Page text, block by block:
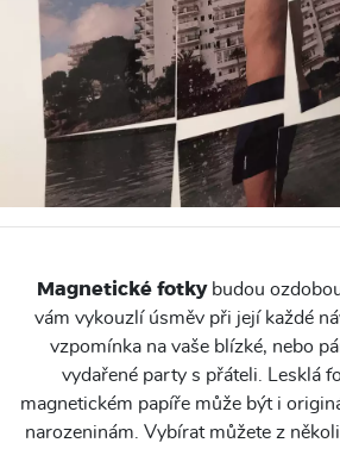
Magnetické fotkybudou
vám vykouzlí úsměv při její každé
vzpomínka na vaše blízké, nebo
vydařené party s přáteli. Lesklá
magnetickém papíře může být i
narozeninám. Vybírat můžete z